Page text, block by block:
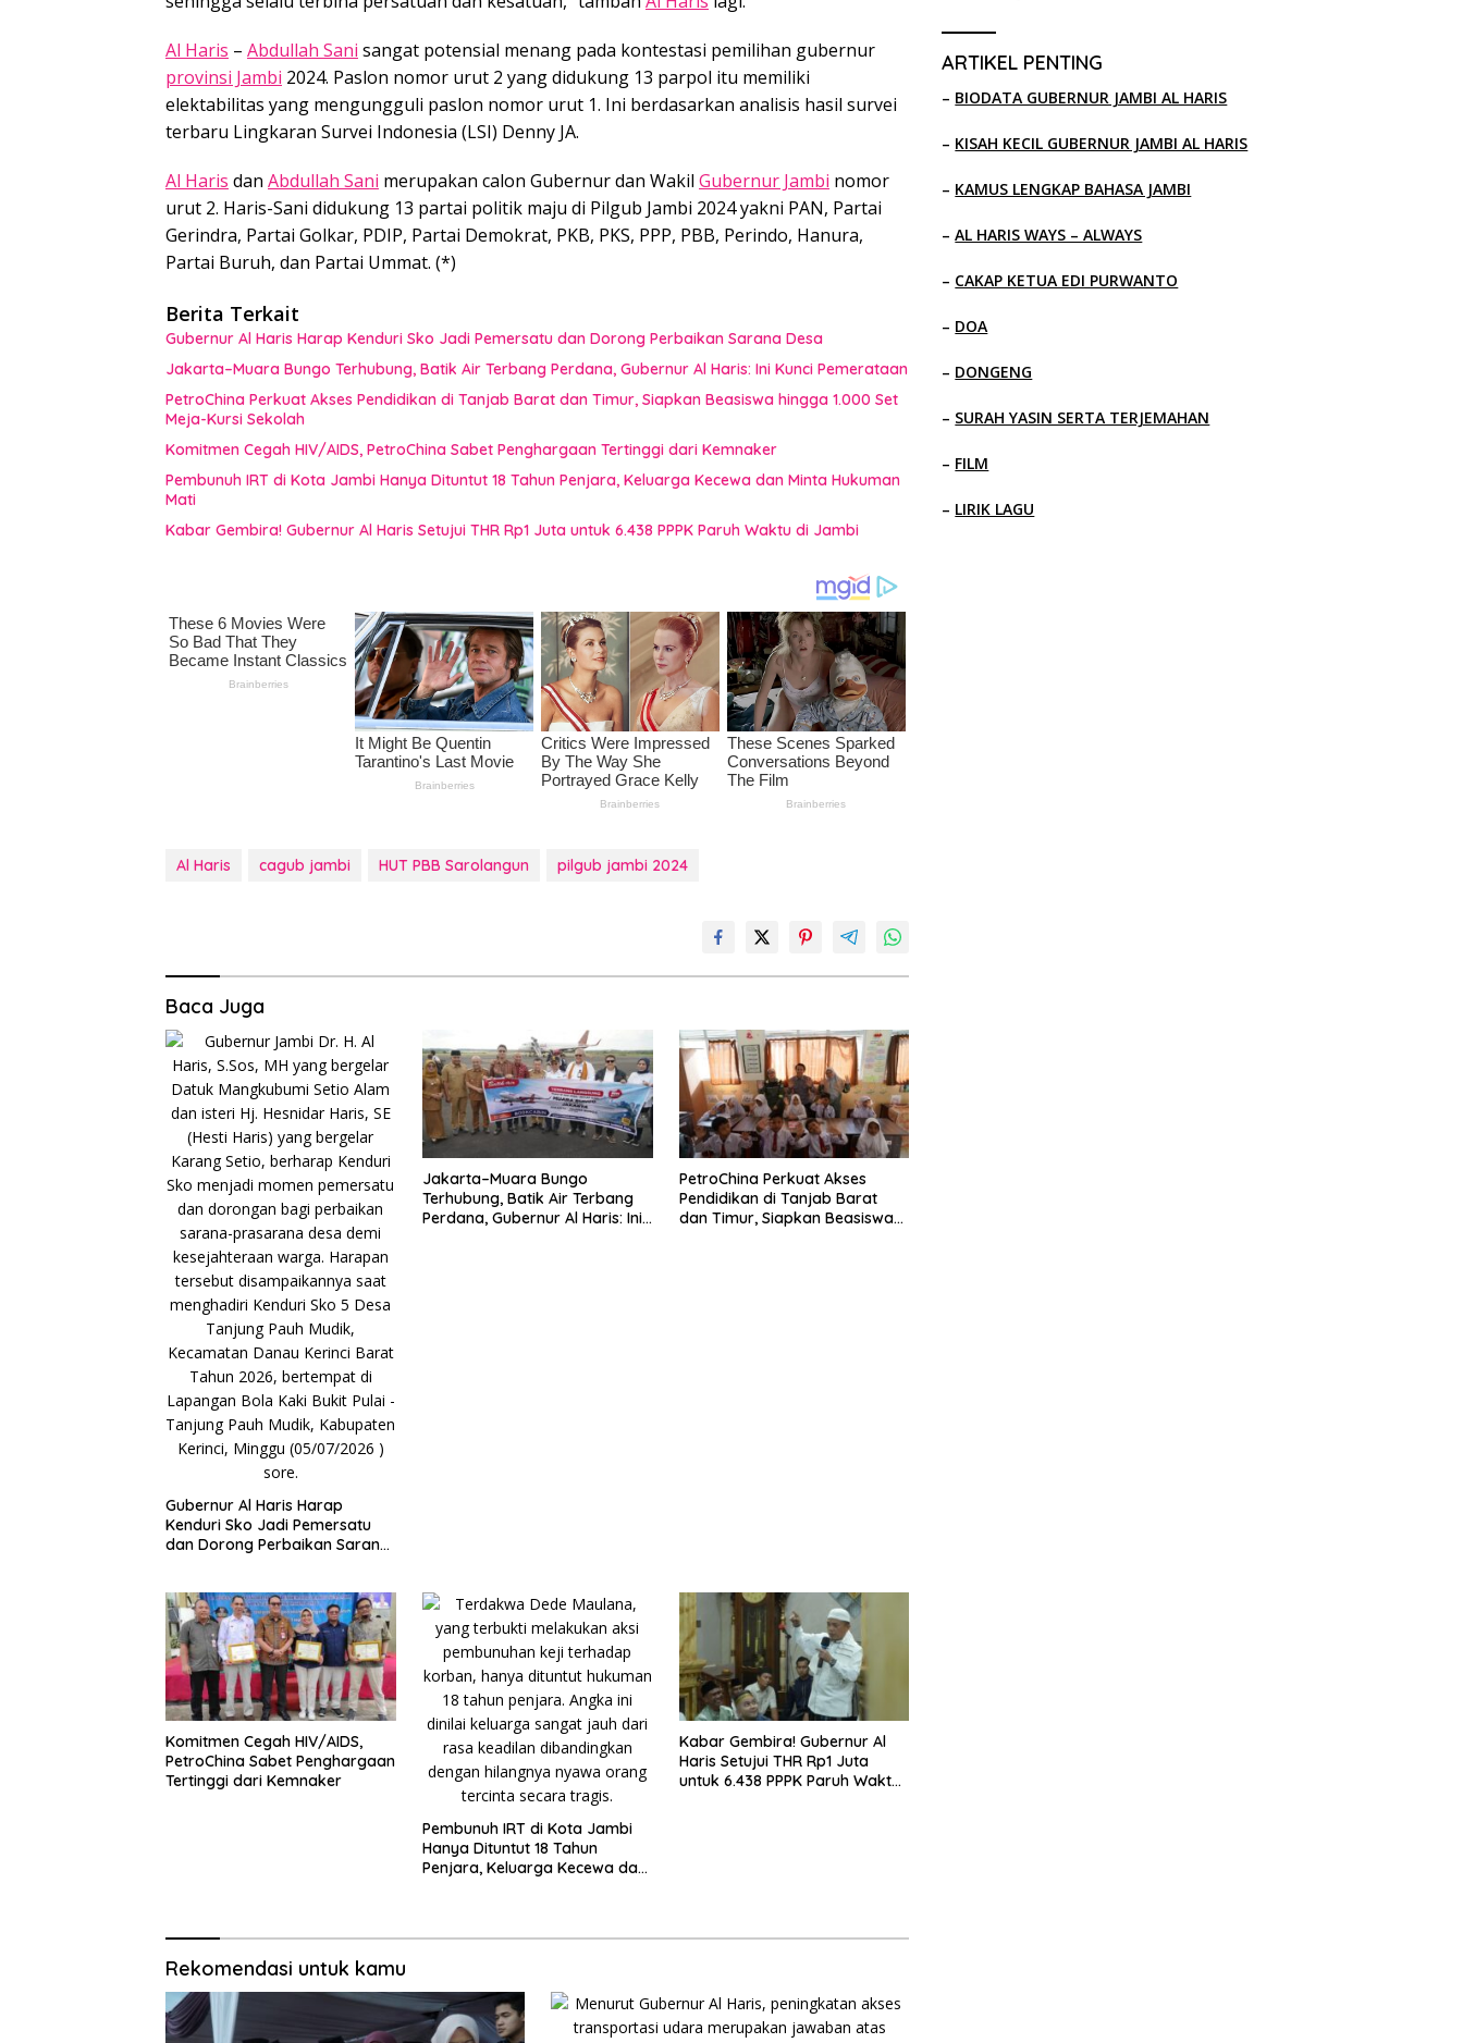
Al Haris – Abdullah Sani sangat potensial menang pada kontestasi pemilihan gubernur
provinsi Jambi 2024. Paslon nomor urut 2 yang didukung 13 parpol itu memiliki
elektabilitas yang mengungguli paslon nomor urut 1. Ini berdasarkan analisis hasil survei
terbaru Lingkaran Survei Indonesia (LSI) Denny JA.
Al Haris dan Abdullah Sani merupakan calon Gubernur dan Wakil Gubernur Jambi nomor
urut 2. Haris-Sani didukung 13 partai politik maju di Pilgub Jambi 2024 yakni PAN, Partai
Gerindra, Partai Golkar, PDIP, Partai Demokrat, PKB, PKS, PPP, PBB, Perindo, Hanura,
Partai Buruh, dan Partai Ummat. (*)
Berita Terkait
Gubernur Al Haris Harap Kenduri Sko Jadi Pemersatu dan Dorong Perbaikan Sarana Desa
Jakarta–Muara Bungo Terhubung, Batik Air Terbang Perdana, Gubernur Al Haris: Ini Kunci Pemerataan
PetroChina Perkuat Akses Pendidikan di Tanjab Barat dan Timur, Siapkan Beasiswa hingga 1.000 Set
Meja-Kursi Sekolah
Komitmen Cegah HIV/AIDS, PetroChina Sabet Penghargaan Tertinggi dari Kemnaker
Pembunuh IRT di Kota Jambi Hanya Dituntut 18 Tahun Penjara, Keluarga Kecewa dan Minta Hukuman
Mati
Kabar Gembira! Gubernur Al Haris Setujui THR Rp1 Juta untuk 6.438 PPPK Paruh Waktu di Jambi
Al Haris cagub jambi HUT PBB Sarolangun pilgub jambi 2024
Baca Juga
Gubernur Al Haris Harap
Kenduri Sko Jadi Pemersatu
dan Dorong Perbaikan Sarana
Jakarta–Muara Bungo
Terhubung, Batik Air Terbang
Perdana, Gubernur Al Haris: Ini
PetroChina Perkuat Akses
Pendidikan di Tanjab Barat
dan Timur, Siapkan Beasiswa
Komitmen Cegah HIV/AIDS,
PetroChina Sabet Penghargaan
Tertinggi dari Kemnaker
Pembunuh IRT di Kota Jambi
Hanya Dituntut 18 Tahun
Penjara, Keluarga Kecewa dan
Kabar Gembira! Gubernur Al
Haris Setujui THR Rp1 Juta
untuk 6.438 PPPK Paruh Waktu
Rekomendasi untuk kamu
ARTIKEL PENTING
– BIODATA GUBERNUR JAMBI AL HARIS
– KISAH KECIL GUBERNUR JAMBI AL HARIS
– KAMUS LENGKAP BAHASA JAMBI
–AL HARIS WAYS – ALWAYS
– CAKAP KETUA EDI PURWANTO
– DOA
– DONGENG
– SURAH YASIN SERTA TERJEMAHAN
– FILM
– LIRIK LAGU